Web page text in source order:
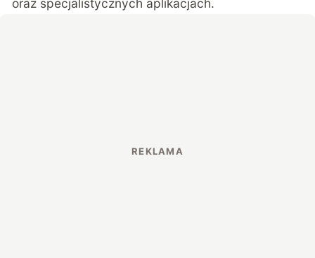
oraz specjalistycznych aplikacjach.